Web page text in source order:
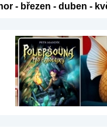
- březen - duben -